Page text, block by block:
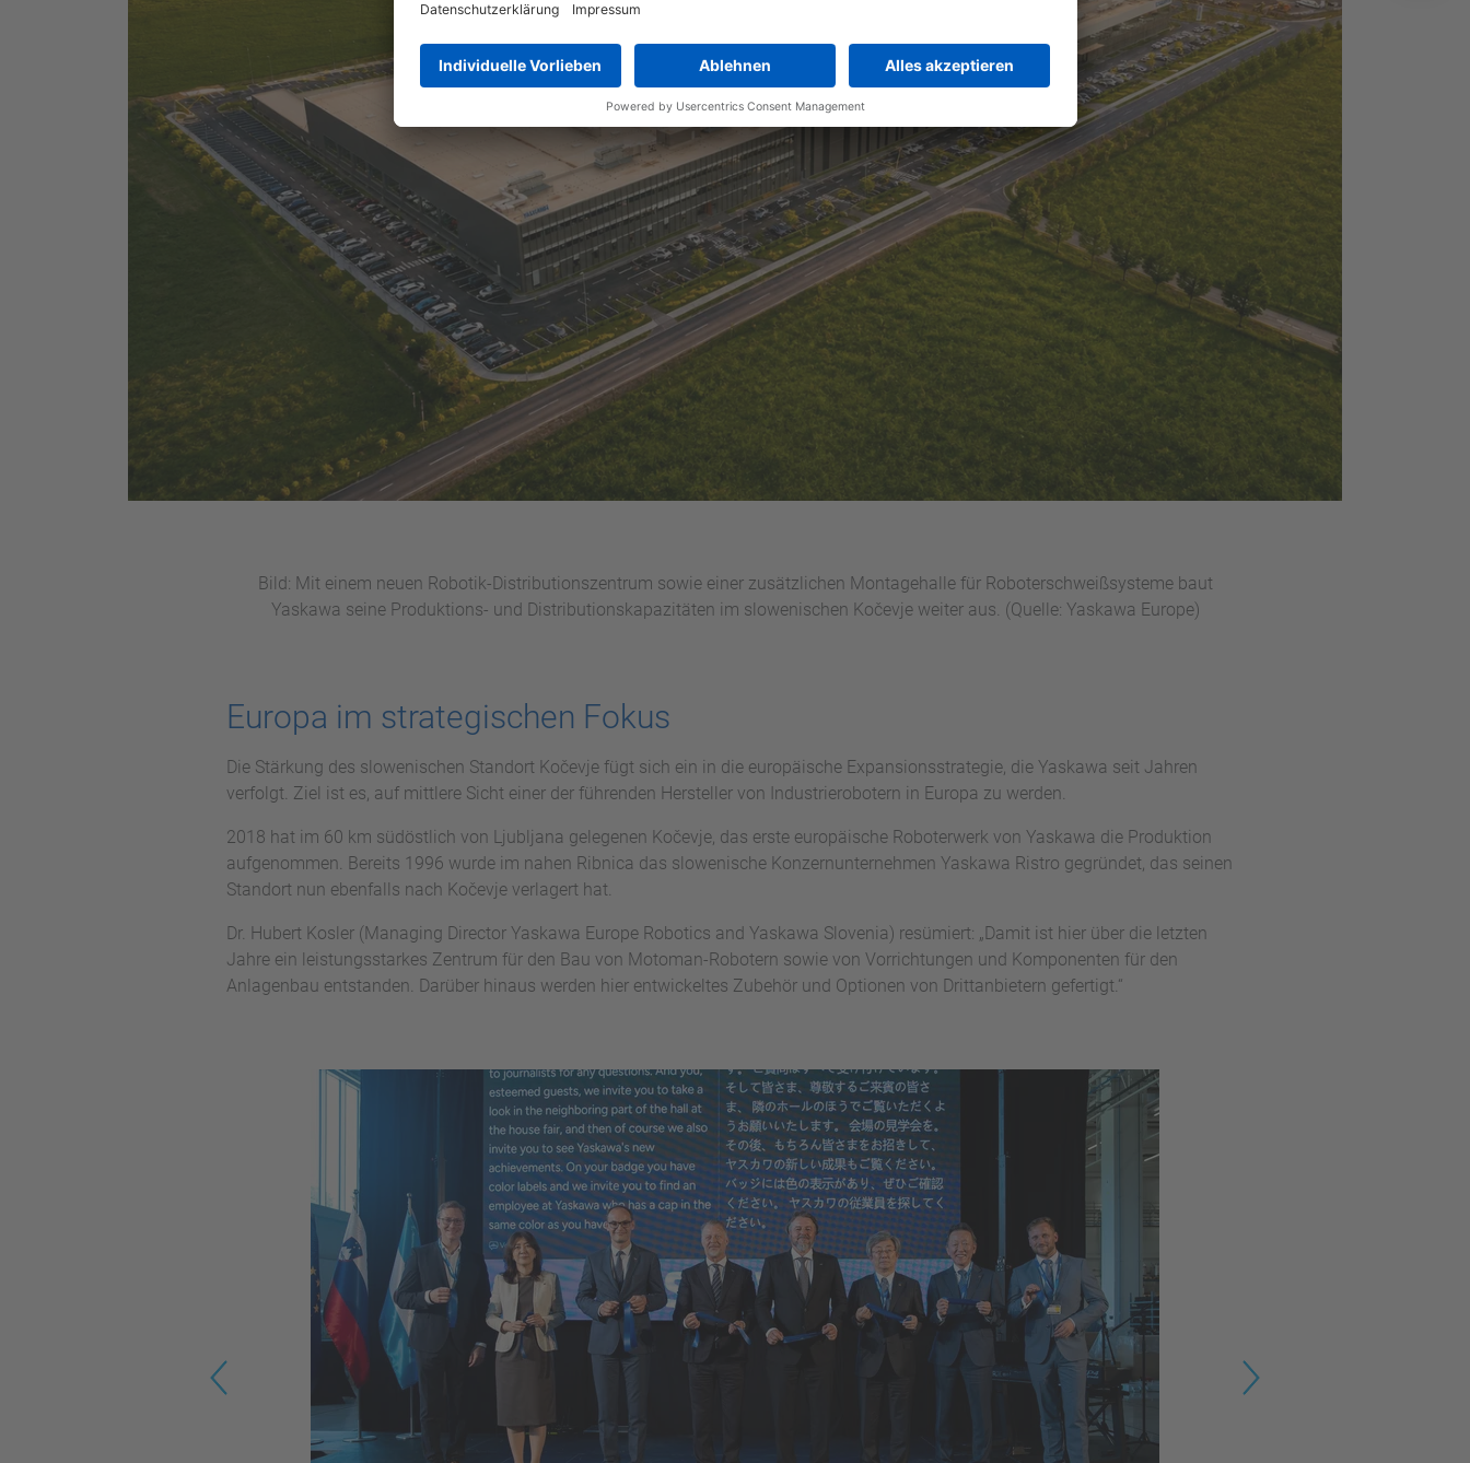
Bild: Mit einem neuen Robotik-Distributionszentrum sowie einer zusätzlichen Montagehalle für Roboterschweißsysteme baut
Yaskawa seine Produktions- und Distributionskapazitäten im slowenischen Kočevje weiter aus. (Quelle: Yaskawa Europe)
Europa im strategischen Fokus
Die Stärkung des slowenischen Standort Kočevje fügt sich ein in die europäische Expansionsstrategie, die Yaskawa seit Jahren
verfolgt. Ziel ist es, auf mittlere Sicht einer der führenden Hersteller von Industrierobotern in Europa zu werden.
2018 hat im 60 km südöstlich von Ljubljana gelegenen Kočevje, das erste europäische Roboterwerk von Yaskawa die Produktion
aufgenommen. Bereits 1996 wurde im nahen Ribnica das slowenische Konzernunternehmen Yaskawa Ristro gegründet, das seinen
Standort nun ebenfalls nach Kočevje verlagert hat.
Dr. Hubert Kosler (Managing Director Yaskawa Europe Robotics and Yaskawa Slovenia) resümiert: „Damit ist hier über die letzten
Jahre ein leistungsstarkes Zentrum für den Bau von Motoman-Robotern sowie von Vorrichtungen und Komponenten für den
Anlagenbau entstanden. Darüber hinaus werden hier entwickeltes Zubehör und Optionen von Drittanbietern gefertigt.“
Previous Next